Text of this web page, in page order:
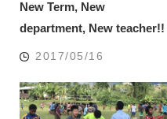
New Term, New
department, New teacher!!
2017/05/16